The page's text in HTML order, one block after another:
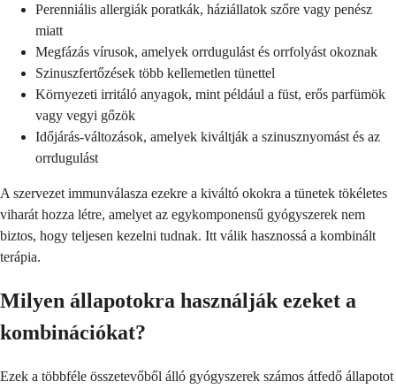
Perenniális allergiák poratkák, háziállatok szőre vagy penész
miatt
Megfázás vírusok, amelyek orrdugulást és orrfolyást okoznak
Szinuszfertőzések több kellemetlen tünettel
Környezeti irritáló anyagok, mint például a füst, erős parfümök
vagy vegyi gőzök
Időjárás-változások, amelyek kiváltják a szinusznyomást és az
orrdugulást
A szervezet immunválasza ezekre a kiváltó okokra a tünetek tökéletes
viharát hozza létre, amelyet az egykomponensű gyógyszerek nem
biztos, hogy teljesen kezelni tudnak. Itt válik hasznossá a kombinált
terápia.
Milyen állapotokra használják ezeket a
kombinációkat?
Ezek a többféle összetevőből álló gyógyszerek számos átfedő állapotot